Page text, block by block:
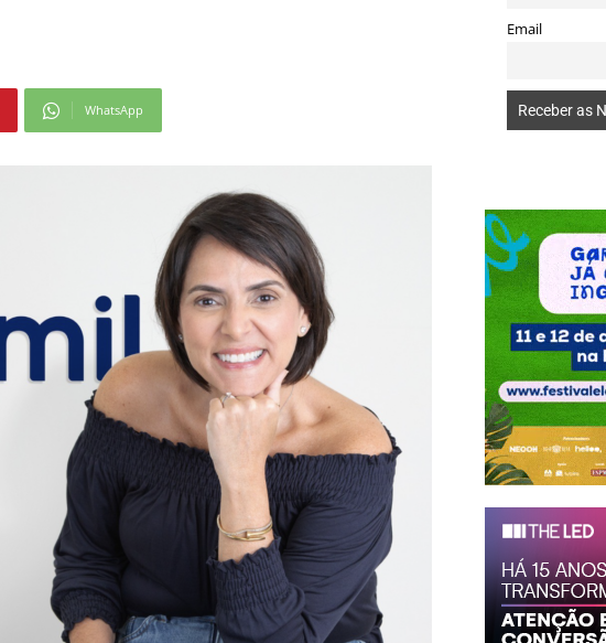
WhatsApp
Email